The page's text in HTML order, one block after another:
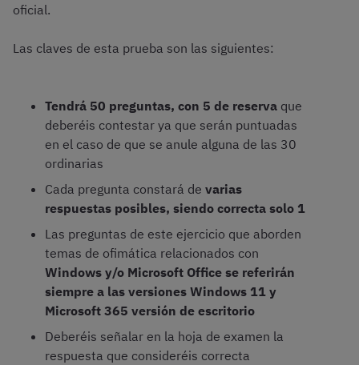
oficial.
Las claves de esta prueba son las siguientes:
Tendrá 50 preguntas, con 5 de reserva que
deberéis contestar ya que serán puntuadas
en el caso de que se anule alguna de las 30
ordinarias
Cada pregunta constará de varias
respuestas posibles, siendo correcta solo 1
Las preguntas de este ejercicio que aborden
temas de ofimática relacionados con
Windows y/o Microsoft Office se referirán
siempre a las versiones Windows 11 y
Microsoft 365 versión de escritorio
Deberéis señalar en la hoja de examen la
respuesta que consideréis correcta